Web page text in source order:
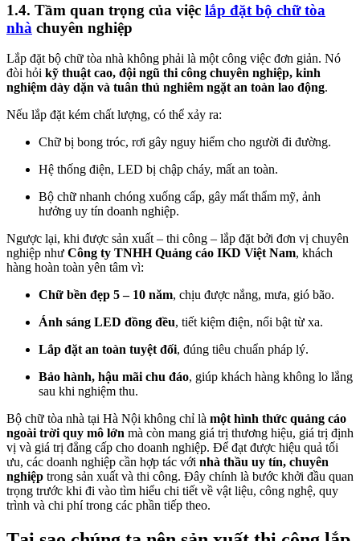
1.4. Tầm quan trọng của việc lắp đặt bộ chữ tòa
nhà chuyên nghiệp
Lắp đặt bộ chữ tòa nhà không phải là một công việc đơn giản. Nó
đòi hỏi kỹ thuật cao, đội ngũ thi công chuyên nghiệp, kinh
nghiệm dày dặn và tuân thủ nghiêm ngặt an toàn lao động.
Nếu lắp đặt kém chất lượng, có thể xảy ra:
Chữ bị bong tróc, rơi gây nguy hiểm cho người đi đường.
Hệ thống điện, LED bị chập cháy, mất an toàn.
Bộ chữ nhanh chóng xuống cấp, gây mất thẩm mỹ, ảnh
hưởng uy tín doanh nghiệp.
Ngược lại, khi được sản xuất – thi công – lắp đặt bởi đơn vị chuyên
nghiệp như Công ty TNHH Quảng cáo IKD Việt Nam, khách
hàng hoàn toàn yên tâm vì:
Chữ bền đẹp 5 – 10 năm, chịu được nắng, mưa, gió bão.
Ánh sáng LED đồng đều, tiết kiệm điện, nổi bật từ xa.
Lắp đặt an toàn tuyệt đối, đúng tiêu chuẩn pháp lý.
Bảo hành, hậu mãi chu đáo, giúp khách hàng không lo lắng
sau khi nghiệm thu.
Bộ chữ tòa nhà tại Hà Nội không chỉ là một hình thức quảng cáo
ngoài trời quy mô lớn mà còn mang giá trị thương hiệu, giá trị định
vị và giá trị đẳng cấp cho doanh nghiệp. Để đạt được hiệu quả tối
ưu, các doanh nghiệp cần hợp tác với nhà thầu uy tín, chuyên
nghiệp trong sản xuất và thi công. Đây chính là bước khởi đầu quan
trọng trước khi đi vào tìm hiểu chi tiết về vật liệu, công nghệ, quy
trình và chi phí trong các phần tiếp theo.